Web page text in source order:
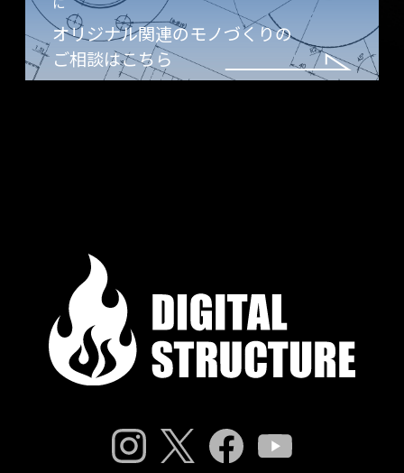
オリジナル関連のモノづくりの
ご相談はこちら